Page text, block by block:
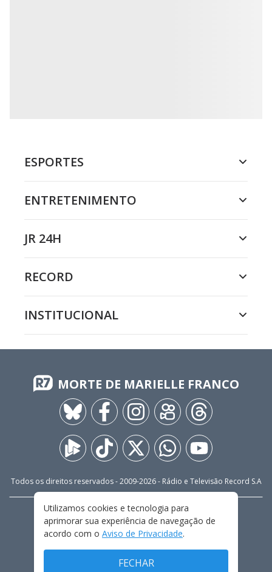
ESPORTES
ENTRETENIMENTO
JR 24H
RECORD
INSTITUCIONAL
MORTE DE MARIELLE FRANCO
Todos os direitos reservados - 2009-2026- Rádio e Televisão Record S.A
FALE CONOSCO
PRIVACIDADE
TERMOS E CONDIÇÕES DE USO
Utilizamos cookies e tecnologia para
aprimorar sua experiência de navegação de
acordo com o Aviso de Privacidade.
FECHAR